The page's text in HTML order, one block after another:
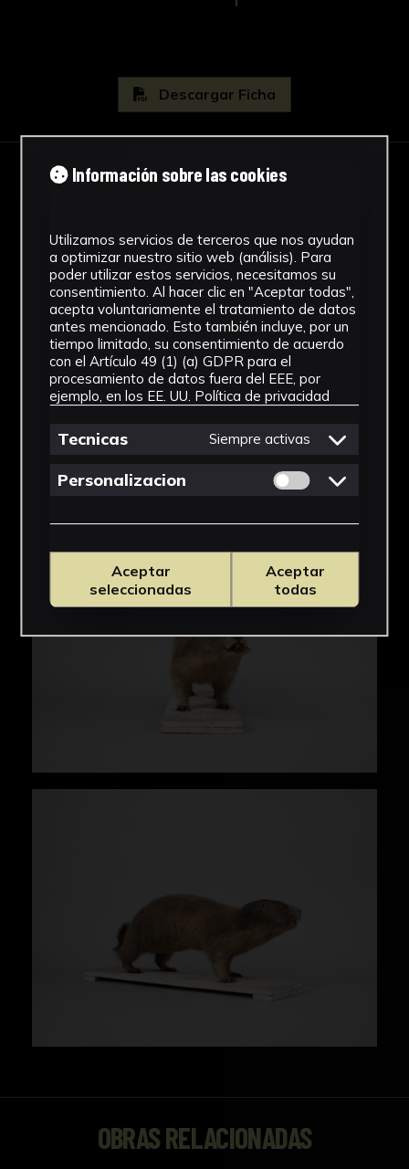
Descargar Ficha
OBRAS RELACIONADAS
Información sobre las cookies
Utilizamos servicios de terceros que nos ayudan
a optimizar nuestro sitio web (análisis). Para
poder utilizar estos servicios, necesitamos su
consentimiento. Al hacer clic en "Aceptar todas",
acepta voluntariamente el tratamiento de datos
antes mencionado. Esto también incluye, por un
tiempo limitado, su consentimiento de acuerdo
con el Artículo 49 (1) (a) GDPR para el
procesamiento de datos fuera del EEE, por
ejemplo, en los EE. UU. Política de privacidad
Tecnicas Siempre activas
Personalizacion Permitir cookies
Aceptar
seleccionadas
Aceptar
todas